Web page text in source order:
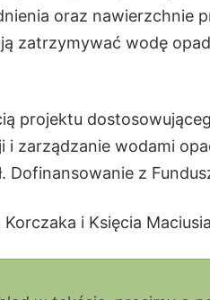
oraz nawierzchnie
zatrzymywać wodę
projektu
i zarządzanie wodami
Dofinansowanie z
Korczaka i Księcia